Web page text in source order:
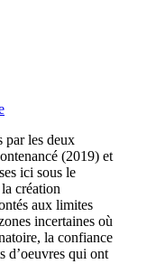
par les deux
(2019) et
ici sous le
création
aux limites
incertaines où
la confiance
d’oeuvres qui ont